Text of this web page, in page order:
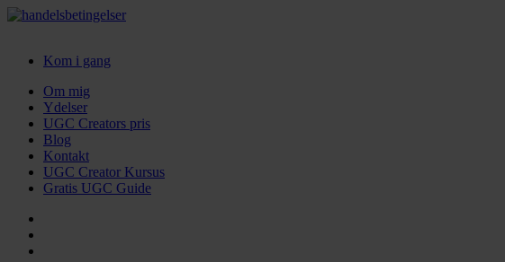
Kom i gang
Om mig
Ydelser
UGC Creators pris
Blog
Kontakt
UGC Creator Kursus
Gratis UGC Guide